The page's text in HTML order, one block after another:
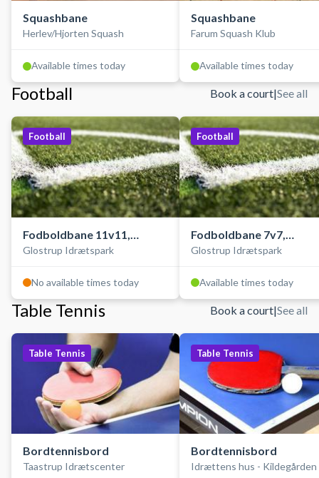
Squashbane
Herlev/Hjorten Squash
Available times today
Squashbane
Farum Squash Klub
Available times today
Football Book a court|See all
Football
Fodboldbane 11v11,
kunstgræs, ude
Glostrup Idrætspark
No available times today
Football
Fodboldbane 7v7,
kunstgræs, ude
Glostrup Idrætspark
Available times today
Table Tennis Book a court|See all
Table Tennis
Bordtennisbord
Taastrup Idrætscenter
Table Tennis
Bordtennisbord
Idrættens hus - Kildegården